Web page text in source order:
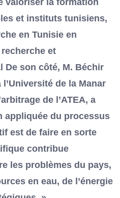
valoriser la formation
et instituts tunisiens,
en Tunisie en
et
De son côté, M. Béchir
de la Manar
de l’ATEA, a
appliquée du processus
est de faire en sorte
contribue
les problèmes du pays,
en eau, de l’énergie